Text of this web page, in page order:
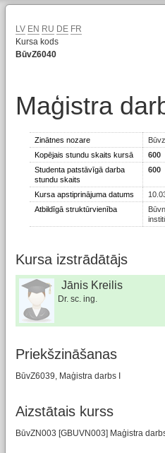
LV EN RU DE FR
Kursa kods
BūvZ6040
Maģistra
Zinātnes nozare
Kopējais stundu skaits kursā
600
Studenta patstāvīgā darba
stundu skaits
600
Kursa apstiprinājuma datums
Atbildīgā struktūrvienība
Kursa izstrādātājs
Jānis Kreilis
Dr. sc. ing.
Priekšzināšanas
BūvZ6039, Maģistra darbs I
Aizstātais kurss
BūvZN003 [GBUVN003] Maģistra darbs